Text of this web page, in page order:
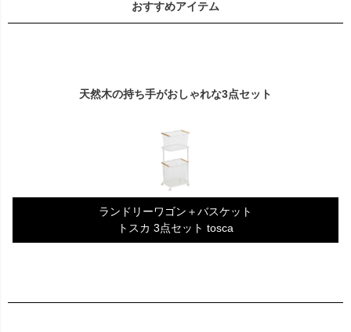
おすすめアイテム
天然木の持ち手がおしゃれな3点セット
ランドリーワゴン＋バスケット
トスカ 3点セット tosca